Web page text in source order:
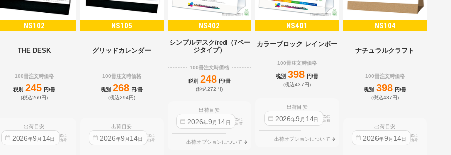
NS102
THE DESK
100冊注文時価格
税別 245 円/冊
(税込269円)
出荷目安
2026年9 月 14日
迄に
出荷
NS105
グリッドカレンダー
100冊注文時価格
税別 268 円/冊
(税込294円)
出荷目安
2026年9 月 14日
迄に
出荷
NS402
シンプルデスク/red（7ペー
ジタイプ）
100冊注文時価格
税別 248 円/冊
(税込272円)
出荷目安
2026年9 月 14日
迄に
出荷
出荷オプションについて
NS401
カラーブロック レインボー
100冊注文時価格
税別 398 円/冊
(税込437円)
出荷目安
2026年9 月 14日
迄に
出荷
出荷オプションについて
NS104
ナチュラルクラフト
100冊注文時価格
税別 398 円/冊
(税込437円)
出荷目安
2026年9 月 14日
迄に
出荷